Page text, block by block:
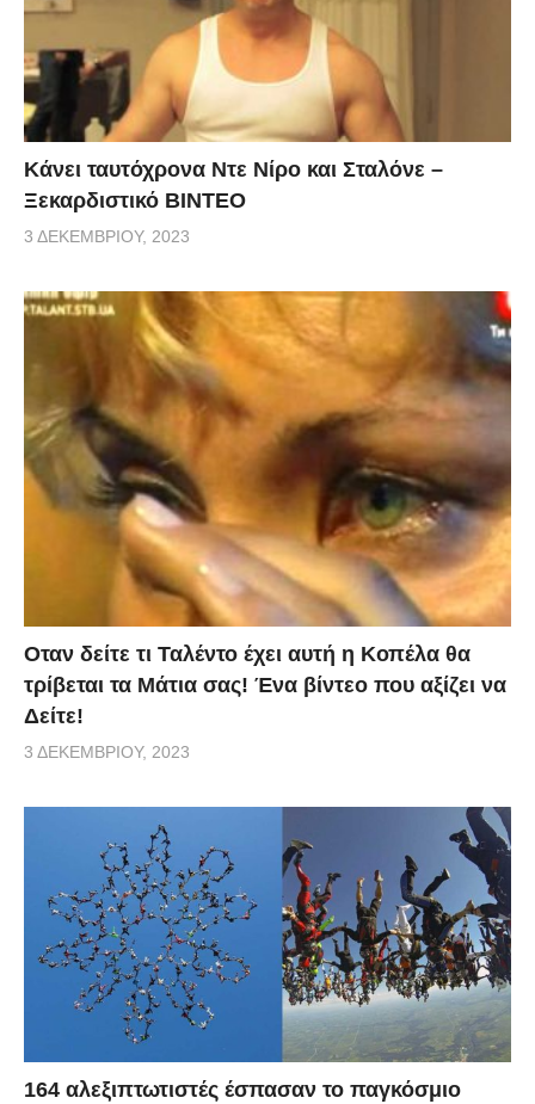
Κάνει ταυτόχρονα Ντε Νίρο και Σταλόνε –
Ξεκαρδιστικό ΒΙΝΤΕΟ
3 ΔΕΚΕΜΒΡΊΟΥ, 2023
Οταν δείτε τι Ταλέντο έχει αυτή η Κοπέλα θα
τρίβεται τα Μάτια σας! Ένα βίντεο που αξίζει να
Δείτε!
3 ΔΕΚΕΜΒΡΊΟΥ, 2023
164 αλεξιπτωτιστές έσπασαν το παγκόσμιο